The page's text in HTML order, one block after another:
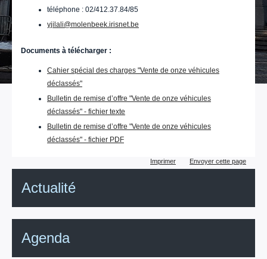
téléphone : 02/412.37.84/85
yjilali@molenbeek.irisnet.be
Documents à télécharger :
Cahier spécial des charges "Vente de onze véhicules
déclassés"
Bulletin de remise d’offre "Vente de onze véhicules
déclassés" - fichier texte
Bulletin de remise d’offre "Vente de onze véhicules
déclassés" - fichier PDF
Imprimer Envoyer cette page
Actualité
Agenda